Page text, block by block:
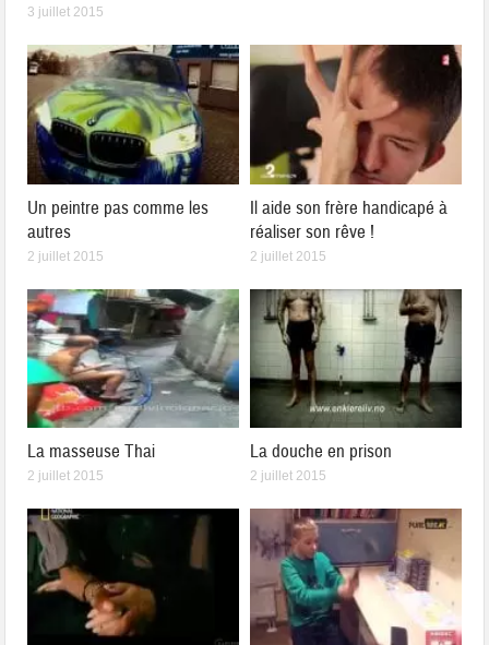
3 juillet 2015
Un peintre pas comme les
autres
2 juillet 2015
Il aide son frère handicapé à
réaliser son rêve !
2 juillet 2015
La masseuse Thai
2 juillet 2015
La douche en prison
2 juillet 2015